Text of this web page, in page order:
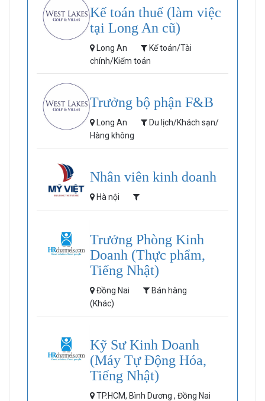
Kế toán thuế (làm việc
tại Long An cũ)
Long An
Kế toán/Tài
chính/Kiểm toán
Trưởng bộ phận F&B
Long An
Du lịch/Khách sạn/
Hàng không
Nhân viên kinh doanh
Hà nội
Trưởng Phòng Kinh
Doanh (Thực phẩm,
Tiếng Nhật)
Đồng Nai
Bán hàng
(Khác)
Kỹ Sư Kinh Doanh
(Máy Tự Động Hóa,
Tiếng Nhật)
TP.HCM, Bình Dương , Đồng Nai